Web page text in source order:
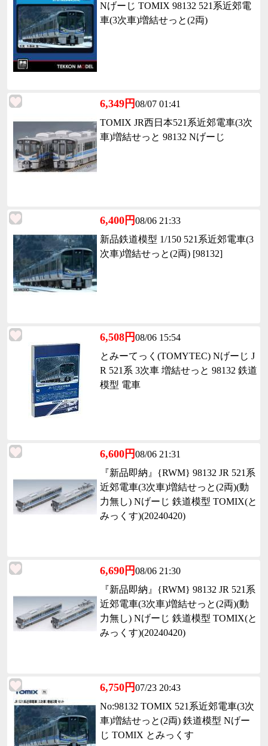
Nげーじ TOMIX 98132 521系近郊電
車(3次車)増結せっと(2両)
6,349円08/07 01:41
TOMIX JR西日本521系近郊電車(3次
車)増結せっと 98132 Nげーじ
6,400円08/06 21:33
新品鉄道模型 1/150 521系近郊電車(3
次車)増結せっと(2両) [98132]
6,508円08/06 15:54
とみーてっく(TOMYTEC) Nげーじ J
R 521系 3次車 増結せっと 98132 鉄道
模型 電車
6,600円08/06 21:31
『新品即納』{RWM} 98132 JR 521系
近郊電車(3次車)増結せっと(2両)(動
力無し) Nげーじ 鉄道模型 TOMIX(と
みっくす)(20240420)
6,690円08/06 21:30
『新品即納』{RWM} 98132 JR 521系
近郊電車(3次車)増結せっと(2両)(動
力無し) Nげーじ 鉄道模型 TOMIX(と
みっくす)(20240420)
6,750円07/23 20:43
No:98132 TOMIX 521系近郊電車(3次
車)増結せっと(2両) 鉄道模型 Nげー
じ TOMIX とみっくす